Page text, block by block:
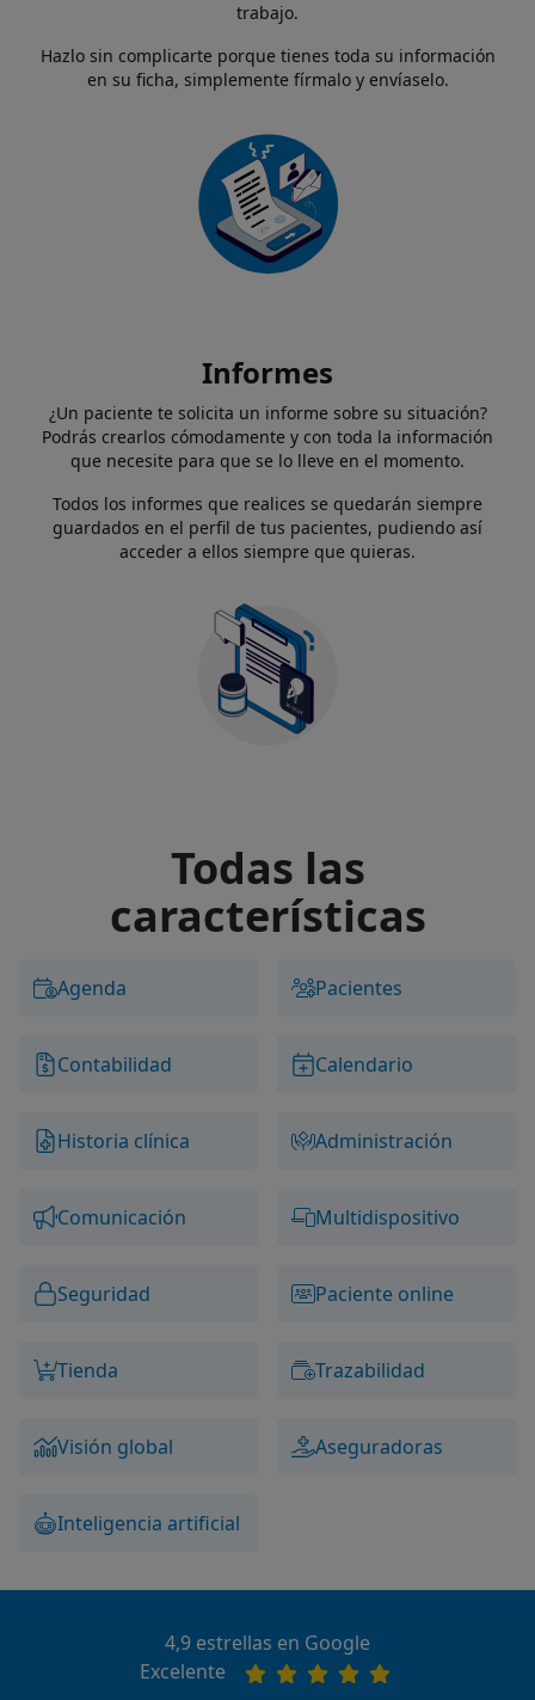
trabajo.
Hazlo sin complicarte porque tienes toda su información
en su ficha, simplemente fírmalo y envíaselo.
Informes
¿Un paciente te solicita un informe sobre su situación?
Podrás crearlos cómodamente y con toda la información
que necesite para que se lo lleve en el momento.
Todos los informes que realices se quedarán siempre
guardados en el perfil de tus pacientes, pudiendo así
acceder a ellos siempre que quieras.
Todas las
características
Agenda Pacientes
Contabilidad Calendario
Historia clínica Administración
Comunicación Multidispositivo
Seguridad Paciente online
Tienda Trazabilidad
Visión global Aseguradoras
Inteligencia artificial
4,9 estrellas en Google
Excelente